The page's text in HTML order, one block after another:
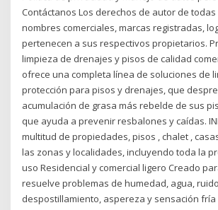
Contáctanos Los derechos de autor de
nombres comerciales, marcas registradas,
pertenecen a sus respectivos propietarios.
limpieza de drenajes y pisos de calidad
ofrece una completa línea de soluciones de
protección para pisos y drenajes, que
acumulación de grasa más rebelde de sus
que ayuda a prevenir resbalones y caídas.
multitud de propiedades, pisos , chalet ,
las zonas y localidades, incluyendo toda la
uso Residencial y comercial ligero Creado
resuelve problemas de humedad, agua,
despostillamiento, aspereza y sensación fría